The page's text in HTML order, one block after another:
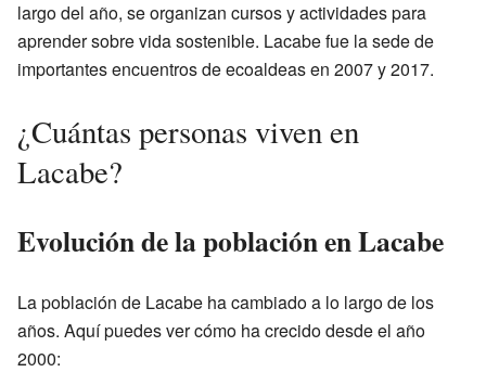
largo del año, se organizan cursos y actividades para
aprender sobre vida sostenible. Lacabe fue la sede de
importantes encuentros de ecoaldeas en 2007 y 2017.
¿Cuántas personas viven en
Lacabe?
Evolución de la población en Lacabe
La población de Lacabe ha cambiado a lo largo de los
años. Aquí puedes ver cómo ha crecido desde el año
2000: